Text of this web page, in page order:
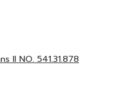
II NO. 541.31.878